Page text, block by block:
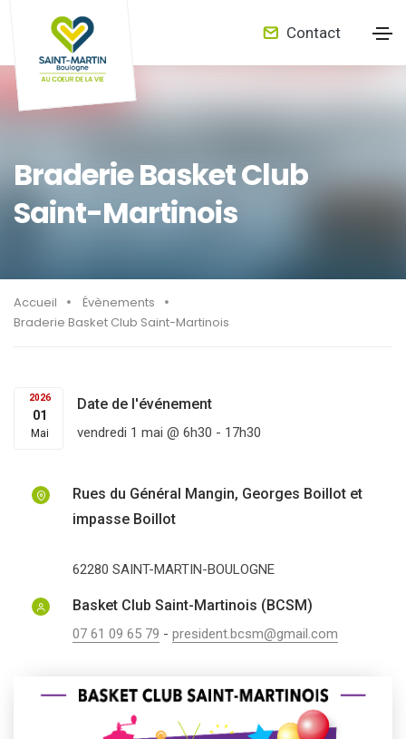
Contact
Braderie Basket Club
Saint-Martinois
Accueil
Évènements
Braderie Basket Club Saint-Martinois
2026
01
Mai
Date de l'événement
vendredi 1 mai @ 6h30 - 17h30
Rues du Général Mangin, Georges Boillot et
impasse Boillot
62280 SAINT-MARTIN-BOULOGNE
Basket Club Saint-Martinois (BCSM)
07 61 09 65 79 - president.bcsm@gmail.com